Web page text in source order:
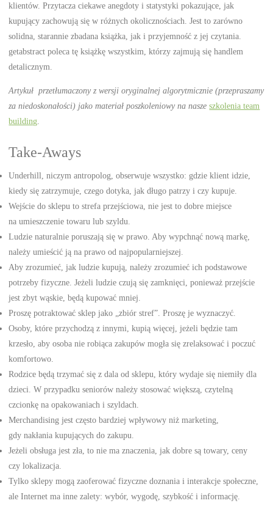
klientów. Przytacza ciekawe anegdoty i statystyki pokazujące, jak
kupujący zachowują się w różnych okolicznościach. Jest to zarówno
solidna, starannie zbadana książka, jak i przyjemność z jej czytania.
getabstract poleca tę książkę wszystkim, którzy zajmują się handlem
detalicznym.
Artykuł przetłumaczony z wersji oryginalnej algorytmicznie (przepraszamy
za niedoskonałości) jako materiał poszkoleniowy na nasze szkolenia team
building.
Take-Aways
Underhill, niczym antropolog, obserwuje wszystko: gdzie klient idzie,
kiedy się zatrzymuje, czego dotyka, jak długo patrzy i czy kupuje.
Wejście do sklepu to strefa przejściowa, nie jest to dobre miejsce
na umieszczenie towaru lub szyldu.
Ludzie naturalnie poruszają się w prawo. Aby wypchnąć nową markę,
należy umieścić ją na prawo od najpopularniejszej.
Aby zrozumieć, jak ludzie kupują, należy zrozumieć ich podstawowe
potrzeby fizyczne. Jeżeli ludzie czują się zamknięci, ponieważ przejście
jest zbyt wąskie, będą kupować mniej.
Proszę potraktować sklep jako „zbiór stref”. Proszę je wyznaczyć.
Osoby, które przychodzą z innymi, kupią więcej, jeżeli będzie tam
krzesło, aby osoba nie robiąca zakupów mogła się zrelaksować i poczuć
komfortowo.
Rodzice będą trzymać się z dala od sklepu, który wydaje się niemiły dla
dzieci. W przypadku seniorów należy stosować większą, czytelną
czcionkę na opakowaniach i szyldach.
Merchandising jest często bardziej wpływowy niż marketing,
gdy nakłania kupujących do zakupu.
Jeżeli obsługa jest zła, to nie ma znaczenia, jak dobre są towary, ceny
czy lokalizacja.
Tylko sklepy mogą zaoferować fizyczne doznania i interakcje społeczne,
ale Internet ma inne zalety: wybór, wygodę, szybkość i informację.